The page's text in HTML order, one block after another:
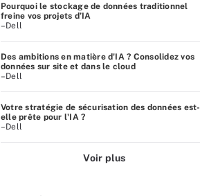
Pourquoi le stockage de données traditionnel
freine vos projets d’IA
–Dell
Des ambitions en matière d'IA ? Consolidez vos
données sur site et dans le cloud
–Dell
Votre stratégie de sécurisation des données est-
elle prête pour l'IA ?
–Dell
Voir plus